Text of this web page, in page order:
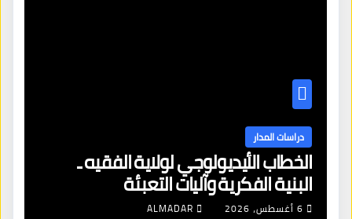
دراسات المدار
الخطاب الأيديولوجي لولاية الفقيه ـ
البنية الفكرية وآليات التعبئة
6 أغسطس، 2026 ALMADAR